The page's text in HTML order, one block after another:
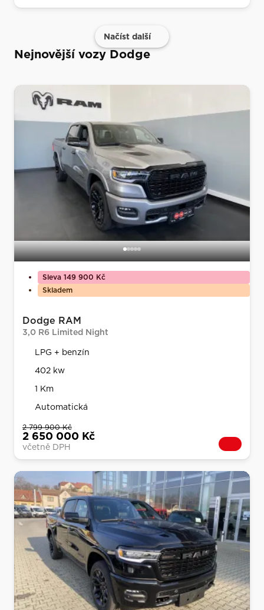
Načíst další
Nejnovější vozy Dodge
Sleva 149 900 Kč
Skladem
Dodge RAM
3,0 R6 Limited Night
LPG + benzín
402 kw
1 Km
Automatická
2 799 900 Kč
2 650 000 Kč
včetně DPH